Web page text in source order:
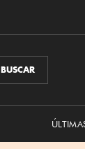
BUSCAR